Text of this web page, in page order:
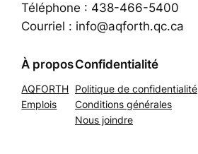
Téléphone : 438-466-5400
Courriel : info@aqforth.qc.ca
À propos
AQFORTH
Emplois
Confidentialité
Politique de confidentialité
Conditions générales
Nous joindre